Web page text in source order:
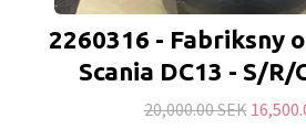
2260316 - Fabriksny
Scania DC13 - S/
20,000.00 SEK